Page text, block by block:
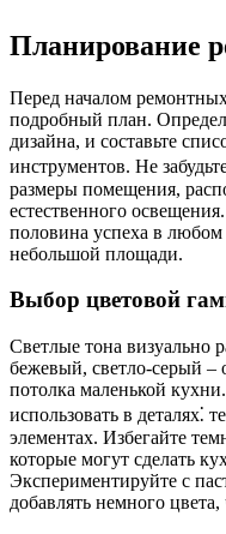
Планирование
Перед началом
подробный план.
дизайна, и составьте
инструментов. Не
размеры помещения,
естественного
половина успеха в любом
небольшой площади.
Выбор цветовой
Светлые тона визуально
бежевый, светло-серый –
потолка маленькой
использовать в деталях⁚
элементах. Избегайте
которые могут сделать
Экспериментируйте с
добавлять немного